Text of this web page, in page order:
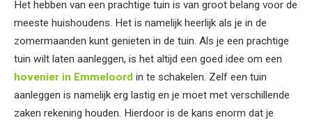
Het hebben van een prachtige tuin is van groot belang voor de
meeste huishoudens. Het is namelijk heerlijk als je in de
zomermaanden kunt genieten in de tuin. Als je een prachtige
tuin wilt laten aanleggen, is het altijd een goed idee om een
hovenier in Emmeloord in te schakelen. Zelf een tuin
aanleggen is namelijk erg lastig en je moet met verschillende
zaken rekening houden. Hierdoor is de kans enorm dat je